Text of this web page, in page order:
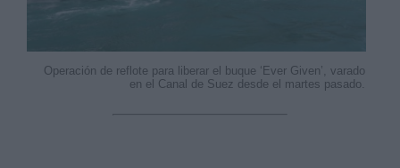
Operación de reflote para liberar el buque ‘Ever Given’, varado
en el Canal de Suez desde el martes pasado.